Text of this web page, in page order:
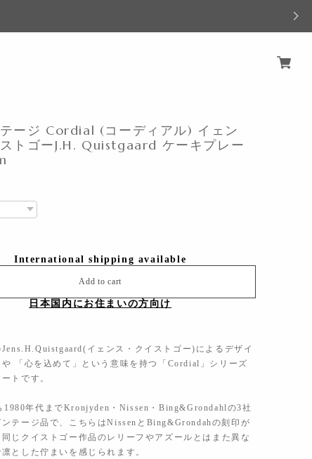
ージ Cordial (コーディアル) イェン
トゴーJ.H. Quistgaard ケーキプレー
International shipping available
Add to cart
日本国内にお住まいの方向け
イェンス・クイストゴー)によるデザイ
や 「心を込めて」という意味を持つ「Cordial」シリーズ
トです。
1980年代までKronjyden・Nissen・Bing&Grondahlの3社
テージ品で、こちらはNissenとBing&Grondahの刻印が
じクイストゴー作品のレリーフやアズールとはまた異な
とした佇まいを感じられます。